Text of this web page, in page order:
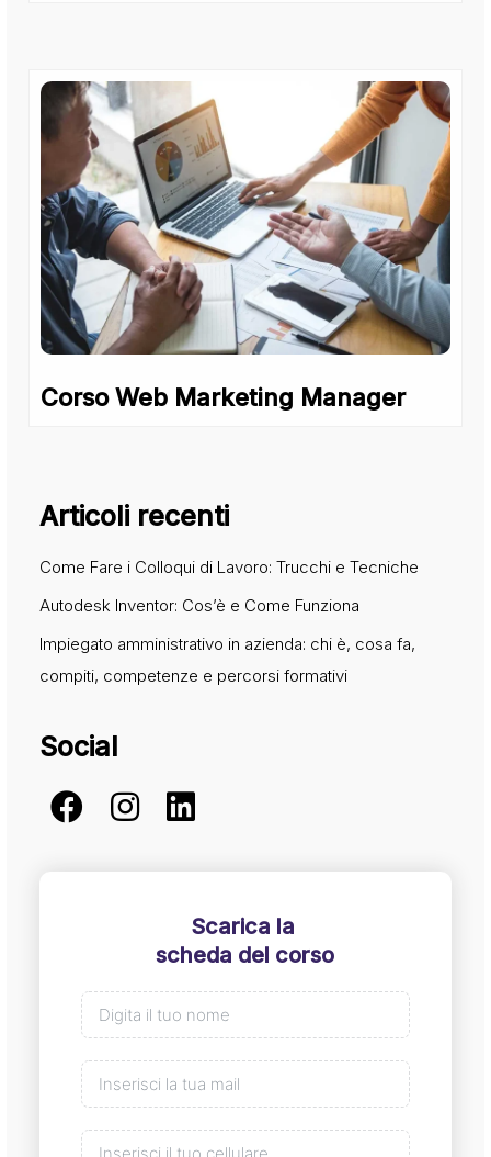
Corso Web Marketing Manager
Articoli recenti
Come Fare i Colloqui di Lavoro: Trucchi e Tecniche
Autodesk Inventor: Cos’è e Come Funziona
Impiegato amministrativo in azienda: chi è, cosa fa,
compiti, competenze e percorsi formativi
Social
Scarica la
scheda del corso